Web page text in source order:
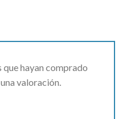
hayan comprado
valoración.